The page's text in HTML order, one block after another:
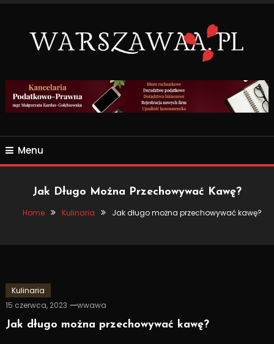
Content
WARSZAWAA.PL
Menu
Jak Długo Można Przechowywać Kawę?
Home Kulinaria Jak długo można przechowywać kawę?
Kulinaria
15 czerwca, 2023
wwawa
Jak długo można przechowywać kawę?